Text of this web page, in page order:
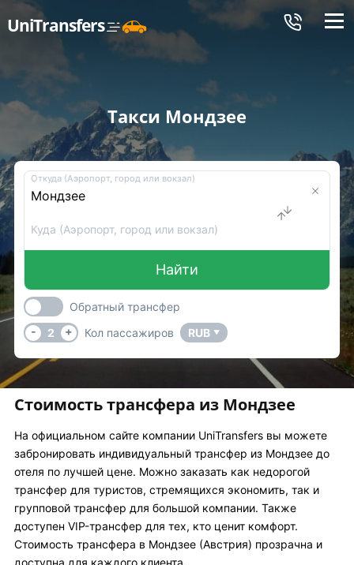
UniTransfers Меню
Такси Мондзее
Откуда (Аэропорт, город или вокзал)
Куда (Аэропорт, город или вокзал)
Найти
Обратный трансфер
-
2 + Кол пассажиров RUB ▼
Стоимость трансфера из Мондзее
На официальном сайте компании UniTransfers вы можете
забронировать индивидуальный трансфер из Мондзее до
отеля по лучшей цене. Можно заказать как недорогой
трансфер для туристов, стремящихся экономить, так и
групповой трансфер для большой компании. Также
доступен VIP-трансфер для тех, кто ценит комфорт.
Стоимость трансфера в Мондзее (Австрия) прозрачна и
доступна для каждого клиента.